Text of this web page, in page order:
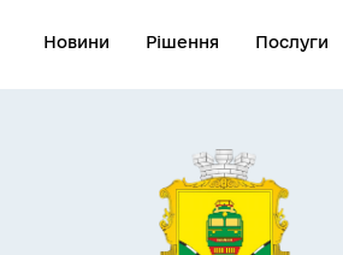
Новини Рішення Послуги